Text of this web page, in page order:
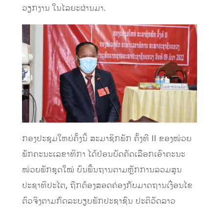
ວຽກງານ ໃນໄລຍະຜ່ານມາ.
ກອງປະຊຸມໃຫຍ່ຄັ້ງນີ້ ສະມາຊິກພັກ ຄັ້ງທີ II ຂອງໜ່ວຍ
ພັກຄະນະເລຂາທິກາ ໄດ້ປ່ອນບັດຄັດເລືືອກເອົາຄະນະ
ໜ່ວຍພັກຊຸດໃໝ່ ບົນພື້ນຖານຕາມຫຼັກການລວມສູນ
ປະຊາທິປະໄຕ, ຖືກຕ້ອງສອດຄ່ອງກັບມາດຖານເງື່ອນໄຂ
ຕົວຈິງຕາມກົດລະບຽບພັກປະຊາຊົນ ປະຕິວັດລາວ